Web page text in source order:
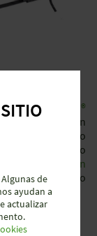
y estanco RST®
o la instalación
o
un alto
la
iluminación
como
de
ayudan a
actualizar